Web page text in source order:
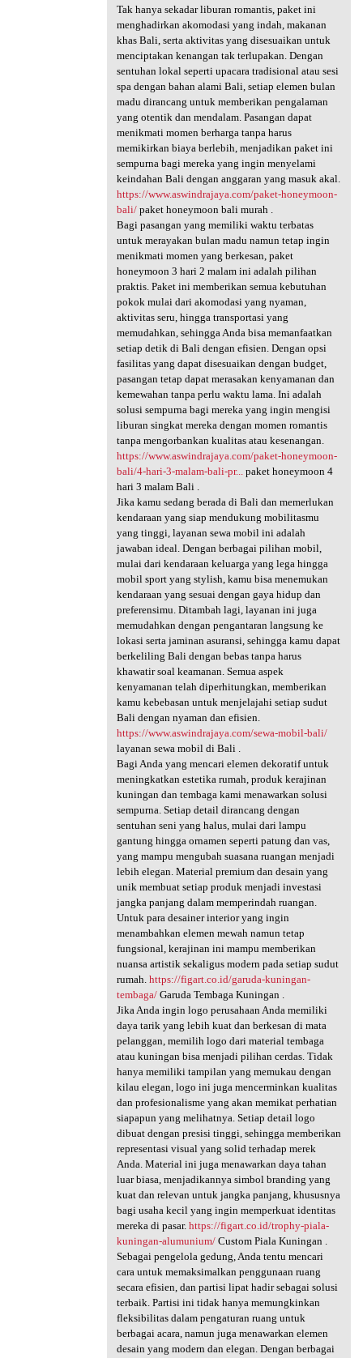
Tak hanya sekadar liburan romantis, paket ini
menghadirkan akomodasi yang indah, makanan
khas Bali, serta aktivitas yang disesuaikan untuk
menciptakan kenangan tak terlupakan. Dengan
sentuhan lokal seperti upacara tradisional atau sesi
spa dengan bahan alami Bali, setiap elemen bulan
madu dirancang untuk memberikan pengalaman
yang otentik dan mendalam. Pasangan dapat
menikmati momen berharga tanpa harus
memikirkan biaya berlebih, menjadikan paket ini
sempurna bagi mereka yang ingin menyelami
keindahan Bali dengan anggaran yang masuk akal.
https://www.aswindrajaya.com/paket-honeymoon-
bali/paket honeymoon bali murah .
Bagi pasangan yang memiliki waktu terbatas
untuk merayakan bulan madu namun tetap ingin
menikmati momen yang berkesan, paket
honeymoon 3 hari 2 malam ini adalah pilihan
praktis. Paket ini memberikan semua kebutuhan
pokok mulai dari akomodasi yang nyaman,
aktivitas seru, hingga transportasi yang
memudahkan, sehingga Anda bisa memanfaatkan
setiap detik di Bali dengan efisien. Dengan opsi
fasilitas yang dapat disesuaikan dengan budget,
pasangan tetap dapat merasakan kenyamanan dan
kemewahan tanpa perlu waktu lama. Ini adalah
solusi sempurna bagi mereka yang ingin mengisi
liburan singkat mereka dengan momen romantis
tanpa mengorbankan kualitas atau kesenangan.
https://www.aswindrajaya.com/paket-honeymoon-
bali/4-hari-3-malam-bali-pr...paket honeymoon 4
hari 3 malam Bali .
Jika kamu sedang berada di Bali dan memerlukan
kendaraan yang siap mendukung mobilitasmu
yang tinggi, layanan sewa mobil ini adalah
jawaban ideal. Dengan berbagai pilihan mobil,
mulai dari kendaraan keluarga yang lega hingga
mobil sport yang stylish, kamu bisa menemukan
kendaraan yang sesuai dengan gaya hidup dan
preferensimu. Ditambah lagi, layanan ini juga
memudahkan dengan pengantaran langsung ke
lokasi serta jaminan asuransi, sehingga kamu dapat
berkeliling Bali dengan bebas tanpa harus
khawatir soal keamanan. Semua aspek
kenyamanan telah diperhitungkan, memberikan
kamu kebebasan untuk menjelajahi setiap sudut
Bali dengan nyaman dan efisien.
https://www.aswindrajaya.com/sewa-mobil-bali/
layanan sewa mobil di Bali .
Bagi Anda yang mencari elemen dekoratif untuk
meningkatkan estetika rumah, produk kerajinan
kuningan dan tembaga kami menawarkan solusi
sempurna. Setiap detail dirancang dengan
sentuhan seni yang halus, mulai dari lampu
gantung hingga ornamen seperti patung dan vas,
yang mampu mengubah suasana ruangan menjadi
lebih elegan. Material premium dan desain yang
unik membuat setiap produk menjadi investasi
jangka panjang dalam memperindah ruangan.
Untuk para desainer interior yang ingin
menambahkan elemen mewah namun tetap
fungsional, kerajinan ini mampu memberikan
nuansa artistik sekaligus modern pada setiap sudut
rumah. https://figart.co.id/garuda-kuningan-
tembaga/Garuda Tembaga Kuningan .
Jika Anda ingin logo perusahaan Anda memiliki
daya tarik yang lebih kuat dan berkesan di mata
pelanggan, memilih logo dari material tembaga
atau kuningan bisa menjadi pilihan cerdas. Tidak
hanya memiliki tampilan yang memukau dengan
kilau elegan, logo ini juga mencerminkan kualitas
dan profesionalisme yang akan memikat perhatian
siapapun yang melihatnya. Setiap detail logo
dibuat dengan presisi tinggi, sehingga memberikan
representasi visual yang solid terhadap merek
Anda. Material ini juga menawarkan daya tahan
luar biasa, menjadikannya simbol branding yang
kuat dan relevan untuk jangka panjang, khususnya
bagi usaha kecil yang ingin memperkuat identitas
mereka di pasar. https://figart.co.id/trophy-piala-
kuningan-alumunium/Custom Piala Kuningan .
Sebagai pengelola gedung, Anda tentu mencari
cara untuk memaksimalkan penggunaan ruang
secara efisien, dan partisi lipat hadir sebagai solusi
terbaik. Partisi ini tidak hanya memungkinkan
fleksibilitas dalam pengaturan ruang untuk
berbagai acara, namun juga menawarkan elemen
desain yang modern dan elegan. Dengan berbagai